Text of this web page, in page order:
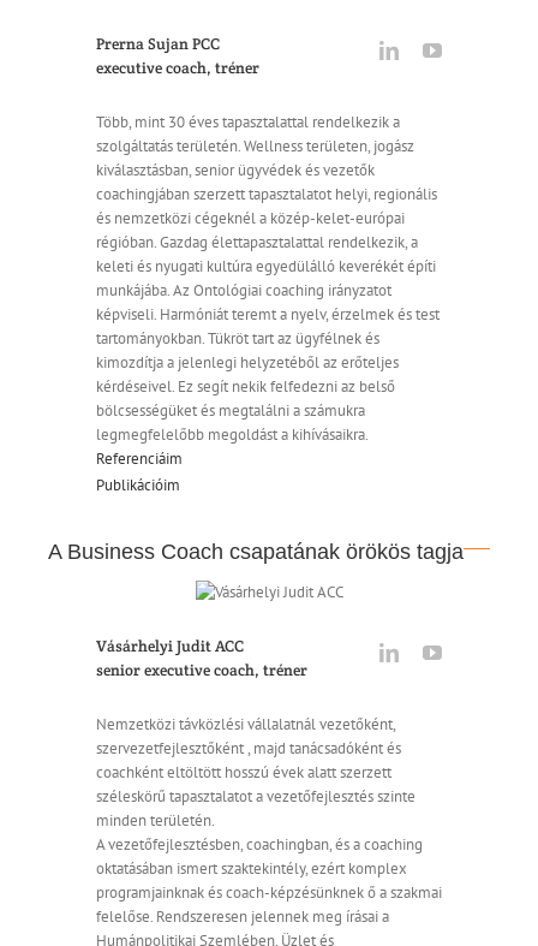
Prerna Sujan PCC
executive coach, tréner
Több, mint 30 éves tapasztalattal rendelkezik a
szolgáltatás területén. Wellness területen, jogász
kiválasztásban, senior ügyvédek és vezetők
coachingjában szerzett tapasztalatot helyi, regionális
és nemzetközi cégeknél a közép-kelet-európai
régióban. Gazdag élettapasztalattal rendelkezik, a
keleti és nyugati kultúra egyedülálló keverékét építi
munkájába. Az Ontológiai coaching irányzatot
képviseli. Harmóniát teremt a nyelv, érzelmek és test
tartományokban. Tükröt tart az ügyfélnek és
kimozdítja a jelenlegi helyzetéből az erőteljes
kérdéseivel. Ez segít nekik felfedezni az belső
bölcsességüket és megtalálni a számukra
legmegfelelőbb megoldást a kihívásaikra.
Referenciáim
Publikációim
A Business Coach csapatának örökös tagja
Vásárhelyi Judit ACC
senior executive coach, tréner
Nemzetközi távközlési vállalatnál vezetőként,
szervezetfejlesztőként , majd tanácsadóként és
coachként eltöltött hosszú évek alatt szerzett
széleskörű tapasztalatot a vezetőfejlesztés szinte
minden területén.
A vezetőfejlesztésben, coachingban, és a coaching
oktatásában ismert szaktekintély, ezért komplex
programjainknak és coach-képzésünknek ő a szakmai
felelőse. Rendszeresen jelennek meg írásai a
Humánpolitikai Szemlében, Üzlet és